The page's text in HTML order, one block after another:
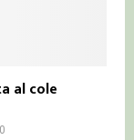
al cole
0